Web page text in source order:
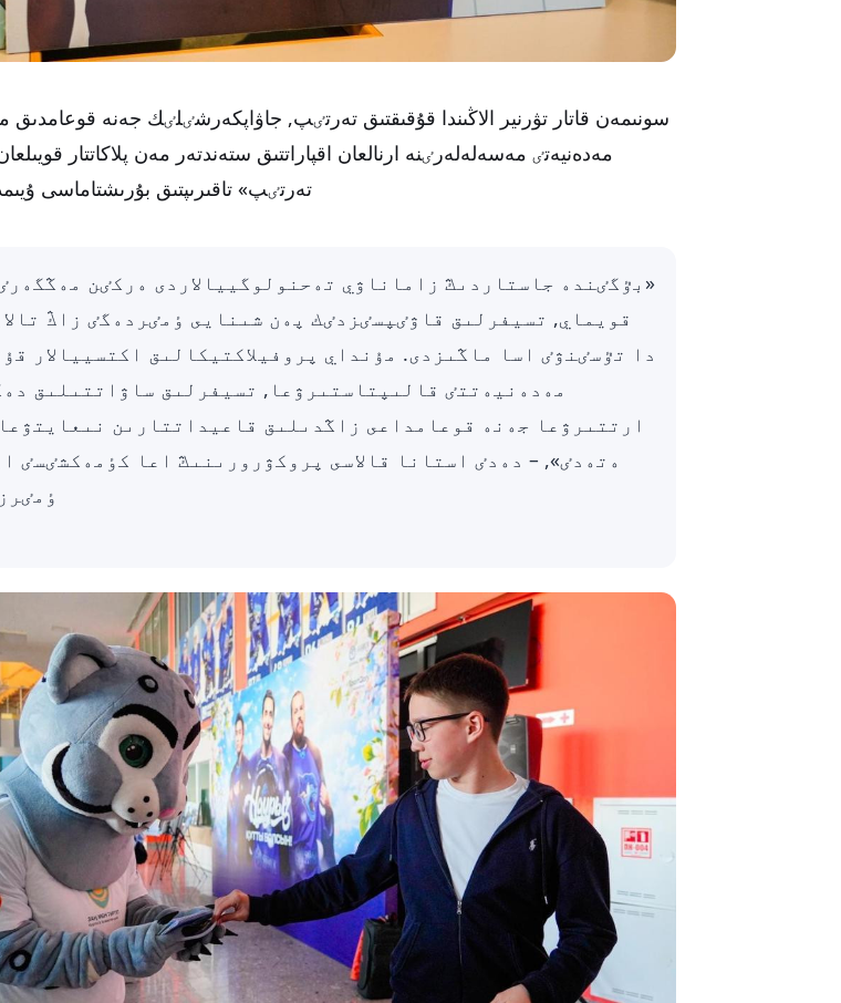
سونىمەن قاتار تۋرنير الاڭىندا قۇقىقتىق تەرتٸپ, جاۋاپكەرشٸلٸك جەنە قوعامدىق
مەدەنيەتٸ مەسەلەلەرٸنە ارنالعان اقپاراتتىق ستەندتەر مەن پلاكاتتار
تەرتٸپ» تاقىرىپتىق بۇرىشتاماسى
«بٷگٸندە جاستاردىڭ زاماناۋي تەحنولوگييالاردى ەركٸن
قويماي, تسيفرلىق قاۋٸپسٸزدٸك پەن شىنايى ٶمٸردەگٸ زاڭ
دا تٷسٸنۋٸ اسا ماڭىزدى. مۇنداي پروفيلاكتيكالىق اكتسييالار
مەدەنيەتتٸ قالىپتاستىرۋعا, تسيفرلىق ساۋاتتىلىق
ارتتىرۋعا جەنە قوعامداعى زاڭدىلىق قاعيداتتارىن
ەتەدٸ», – دەدٸ استانا قالاسى پروكۋرورىنىڭ اعا كٶمەكشٸسٸ